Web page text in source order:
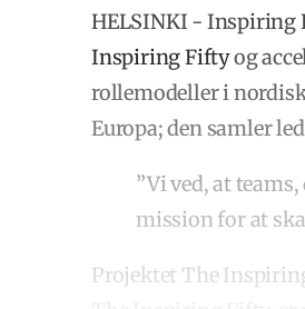
HELSINKI - Inspiring
Inspiring Fiftyog
rollemodeller i
Europa; den samler
”Vi ved, at
mission for at
Projektet The